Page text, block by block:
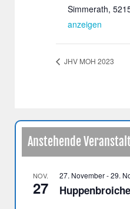
Simmerath,
anzeigen
JHV MOH 2023
Anstehende
NOV.
27
27. November-29.